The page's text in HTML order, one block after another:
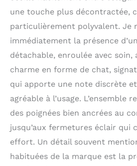
métal
et
15.5 cm,
ANSE: 15
Poche
ouverte +
une touche plus décontractée,
particulièrement polyvalent. Je
immédiatement la présence
détachable, enroulée avec
charme en forme de chat,
qui apporte une note discrète
agréable à l’usage. L’ensemble
des poignées bien ancrées au
jusqu’aux fermetures éclair qui
effort. Un détail souvent
habituées de la marque est la